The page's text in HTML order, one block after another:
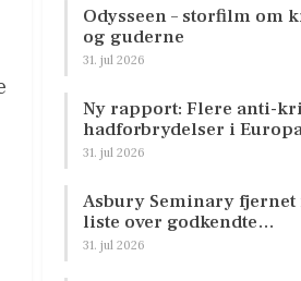
Odysseen – storfilm om
og guderne
31. jul 2026
Ny rapport: Flere anti-
hadforbrydelser i
31. jul 2026
Asbury Seminary fjernet
liste over godkendte…
31. jul 2026